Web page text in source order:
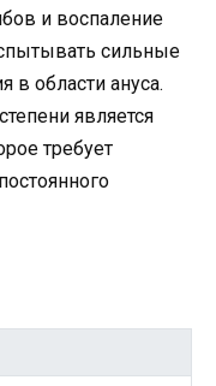
и воспаление
сильные
в области ануса.
является
требует